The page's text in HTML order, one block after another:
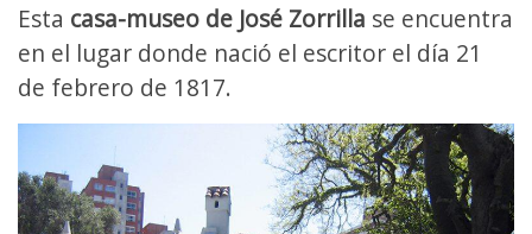
Esta casa-museo de José Zorrilla se encuentra
en el lugar donde nació el escritor el día 21
de febrero de 1817.